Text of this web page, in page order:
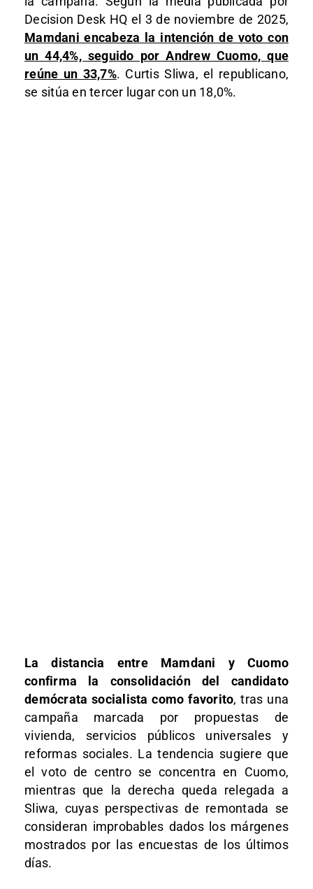
Decision Desk HQ el 3 de noviembre de 2025,
Mamdani encabeza la intención de voto con
un 44,4%, seguido por Andrew Cuomo, que
reúne un 33,7%. Curtis Sliwa, el republicano,
se sitúa en tercer lugar con un 18,0%.
La distancia entre Mamdani y Cuomo
confirma la consolidación del candidato
demócrata socialista como favorito, tras una
campaña marcada por propuestas de
vivienda, servicios públicos universales y
reformas sociales. La tendencia sugiere que
el voto de centro se concentra en Cuomo,
mientras que la derecha queda relegada a
Sliwa, cuyas perspectivas de remontada se
consideran improbables dados los márgenes
mostrados por las encuestas de los últimos
días.